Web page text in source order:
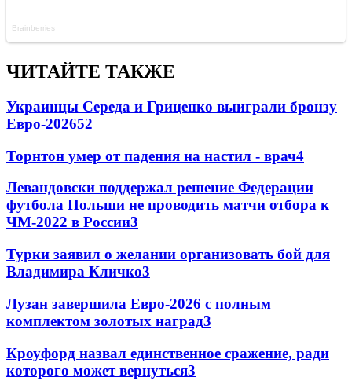
ЧИТАЙТЕ ТАКЖЕ
Украинцы Середа и Гриценко выиграли бронзу
Евро-202652
Торнтон умер от падения на настил - врач4
Левандовски поддержал решение Федерации
футбола Польши не проводить матчи отбора к
ЧМ-2022 в России3
Турки заявил о желании организовать бой для
Владимира Кличко3
Лузан завершила Евро-2026 с полным
комплектом золотых наград3
Кроуфорд назвал единственное сражение, ради
которого может вернуться3